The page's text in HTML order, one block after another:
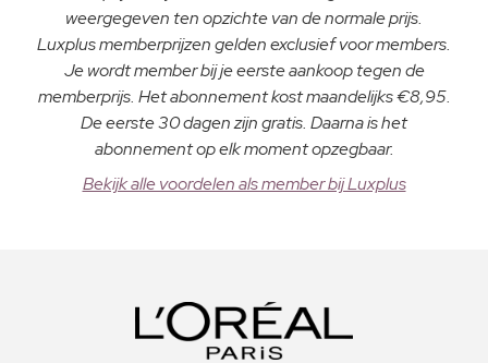
weergegeven ten opzichte van de normale prijs.
Luxplus memberprijzen gelden exclusief voor members.
Je wordt member bij je eerste aankoop tegen de
memberprijs. Het abonnement kost maandelijks €8,95.
De eerste 30 dagen zijn gratis. Daarna is het
abonnement op elk moment opzegbaar.
Bekijk alle voordelen als member bij Luxplus